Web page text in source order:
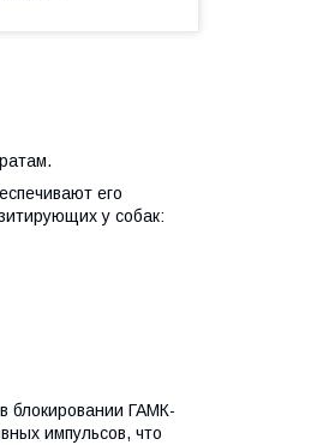
его
у собак:
блокировании ГАМК-
импульсов, что